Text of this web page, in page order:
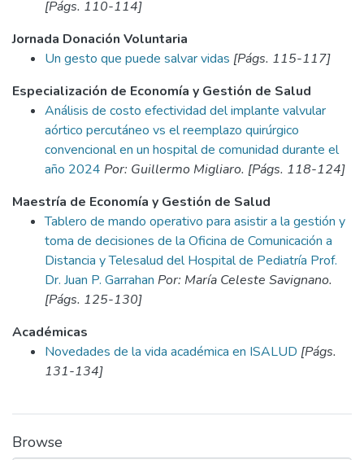
[Págs. 110-114]
Jornada Donación Voluntaria
Un gesto que puede salvar vidas [Págs. 115-117]
Especialización de Economía y Gestión de Salud
Análisis de costo efectividad del implante valvular
aórtico percutáneo vs el reemplazo quirúrgico
convencional en un hospital de comunidad durante el
año 2024 Por: Guillermo Migliaro. [Págs. 118-124]
Maestría de Economía y Gestión de Salud
Tablero de mando operativo para asistir a la gestión y
toma de decisiones de la Oficina de Comunicación a
Distancia y Telesalud del Hospital de Pediatría Prof.
Dr. Juan P. Garrahan Por: María Celeste Savignano.
[Págs. 125-130]
Académicas
Novedades de la vida académica en ISALUD [Págs.
131-134]
Browse